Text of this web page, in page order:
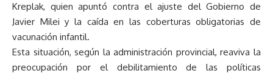
Kreplak, quien apuntó contra el ajuste del Gobierno de
Javier Milei y la caída en las coberturas obligatorias de
vacunación infantil.
Esta situación, según la administración provincial, reaviva la
preocupación por el debilitamiento de las políticas